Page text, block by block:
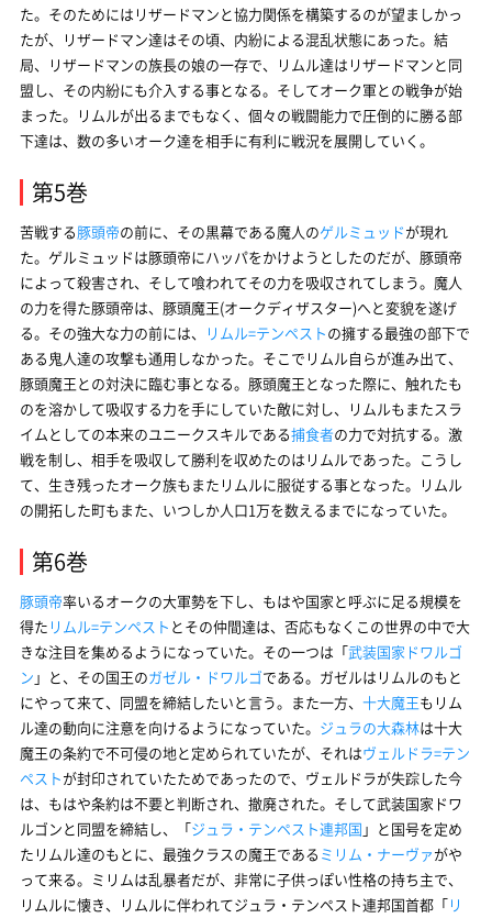
た。そのためにはリザードマンと協力関係を構築するのが望ましかっ
たが、リザードマン達はその頃、内紛による混乱状態にあった。結
局、リザードマンの族長の娘の一存で、リムル達はリザードマンと同
盟し、その内紛にも介入する事となる。そしてオーク軍との戦争が始
まった。リムルが出るまでもなく、個々の戦闘能力で圧倒的に勝る部
下達は、数の多いオーク達を相手に有利に戦況を展開していく。
第5巻
苦戦する豚頭帝の前に、その黒幕である魔人のゲルミュッドが現れ
た。ゲルミュッドは豚頭帝にハッパをかけようとしたのだが、豚頭帝
によって殺害され、そして喰われてその力を吸収されてしまう。魔人
の力を得た豚頭帝は、豚頭魔王(オークディザスター)へと変貌を遂げ
る。その強大な力の前には、
リムル=テンペストの擁する最強の部下で
ある鬼人達の攻撃も通用しなかった。そこでリムル自らが進み出て、
豚頭魔王との対決に臨む事となる。豚頭魔王となった際に、触れたも
のを溶かして吸収する力を手にしていた敵に対し、リムルもまたスラ
イムとしての本来のユニークスキルである捕食者の力で対抗する。激
戦を制し、相手を吸収して勝利を収めたのはリムルであった。こうし
て、生き残ったオーク族もまたリムルに服従する事となった。リムル
の開拓した町もまた、いつしか人口1万を数えるまでになっていた。
第6巻
豚頭帝率いるオークの大軍勢を下し、もはや国家と呼ぶに足る規模を
得た リムル=テンペスト とその仲間達は、否応もなくこの世界の中で大
きな注目を集めるようになっていた。その一つは「武装国家ドワルゴ
ン 」と、その国王のガゼル・ドワルゴである。ガゼルはリムルのもと
にやって来て、同盟を締結したいと言う。また一方、 十大魔王もリム
ル達の動向に注意を向けるようになっていた。 ジュラの大森林は十大
魔王の条約で不可侵の地と定められていたが、それはヴェルドラ=テン
ペストが封印されていたためであったので、ヴェルドラが失踪した今
は、もはや条約は不要と判断され、撤廃された。そして武装国家ドワ
ルゴンと同盟を締結し、「ジュラ・テンペスト連邦国 」と国号を定め
たリムル達のもとに、最強クラスの魔王である ミリム・ナーヴァがや
って来る。ミリムは乱暴者だが、非常に子供っぽい性格の持ち主で、
リムルに懐き、リムルに伴われてジュラ・テンペスト連邦国首都「リ